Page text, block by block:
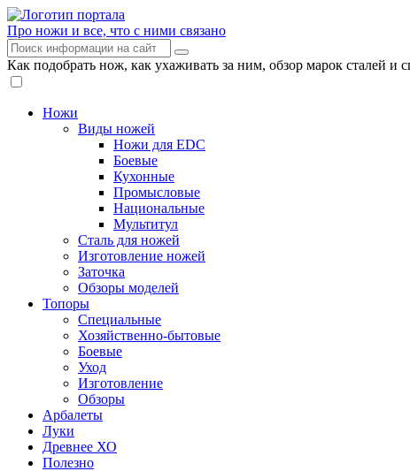
Про ножи и все, что с ними связано
Как подобрать нож, как ухаживать за ним, обзор марок сталей и
Ножи
Виды ножей
Ножи для EDC
Боевые
Кухонные
Промысловые
Национальные
Мультитул
Сталь для ножей
Изготовление ножей
Заточка
Обзоры моделей
Топоры
Специальные
Хозяйственно-бытовые
Боевые
Уход
Изготовление
Обзоры
Арбалеты
Луки
Древнее ХО
Полезно